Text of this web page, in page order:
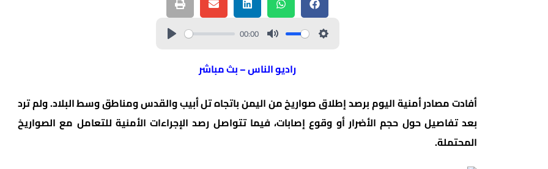
00:00
راديو الناس – بث مباشر
أفادت مصادر أمنية اليوم برصد إطلاق صواريخ من اليمن باتجاه تل أبيب والقدس ومناطق وسط البلاد. ولم ترد
بعد تفاصيل حول حجم الأضرار أو وقوع إصابات، فيما تتواصل رصد الإجراءات الأمنية للتعامل مع الصواريخ
المحتملة.